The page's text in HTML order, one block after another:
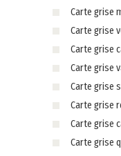
Carte grise
Carte grise
Carte grise
Carte grise
Carte grise
Carte grise
Carte grise
Carte grise